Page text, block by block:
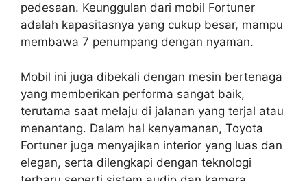
pedesaan. Keunggulan dari mobil Fortuner
adalah kapasitasnya yang cukup besar, mampu
membawa 7 penumpang dengan nyaman.
Mobil ini juga dibekali dengan mesin bertenaga
yang memberikan performa sangat baik,
terutama saat melaju di jalanan yang terjal atau
menantang. Dalam hal kenyamanan, Toyota
Fortuner juga menyajikan interior yang luas dan
elegan, serta dilengkapi dengan teknologi